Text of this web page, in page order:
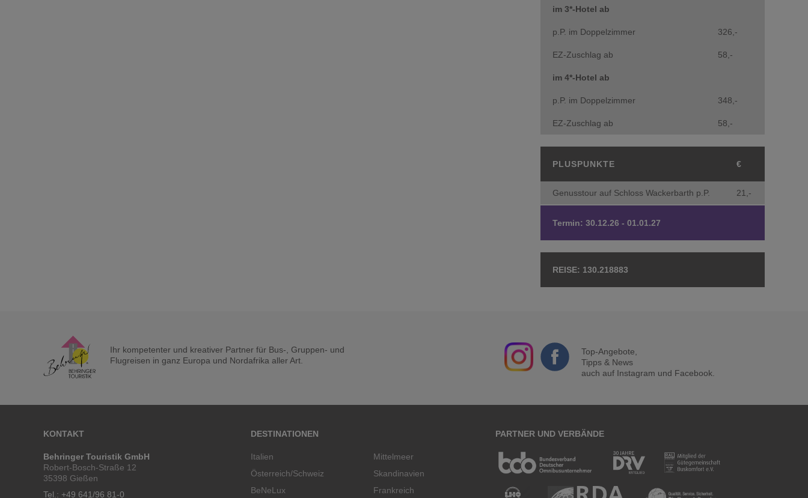
im 3*-Hotel ab
p.P. im Doppelzimmer 326,-
EZ-Zuschlag ab 58,-
im 4*-Hotel ab
p.P. im Doppelzimmer 348,-
EZ-Zuschlag ab 58,-
PLUSPUNKTE €
Genusstour auf Schloss Wackerbarth p.P. 21,-
Termin: 30.12.26 - 01.01.27
130.218883
Ihr kompetenter und kreativer Partner für Bus-, Gruppen- und
Flugreisen in ganz Europa und Nordafrika aller Art.
Top-Angebote,
Tipps & News
auch auf Instagram und Facebook.
KONTAKT
Behringer Touristik GmbH
Robert-Bosch-Straße 12
35398 Gießen
Tel.: +49 641/96 81-0
DESTINATIONEN
Italien
Österreich/Schweiz
BeNeLux
Mittelmeer
Skandinavien
Frankreich
PARTNER UND VERBÄNDE